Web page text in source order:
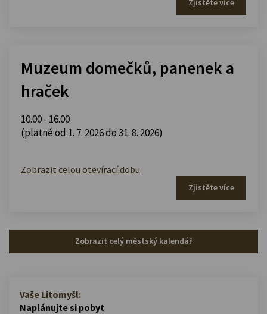
Zjistěte více
Muzeum domečků, panenek a
hraček
10.00 - 16.00
(platné od 1. 7. 2026 do 31. 8. 2026)
Zobrazit celou otevírací dobu
Zjistěte více
Zobrazit celý městský kalendář
Vaše Litomyšl:
Naplánujte si pobyt